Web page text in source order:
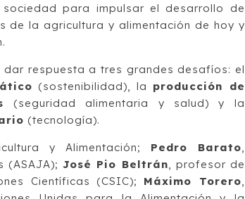
para impulsar el desarrollo de
de la agricultura y alimentación de hoy y
dar respuesta a tres grandes desafíos: el
(sostenibilidad), la producción de
(seguridad alimentaria y salud) y la
(tecnología).
y Alimentación; Pedro Barato,
(ASAJA);José Pio Beltrán, profesor de
Científicas (CSIC); Máximo Torero,